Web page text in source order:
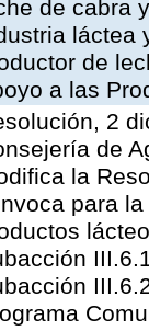
de cabra
láctea
de
a las
2
de
la
para